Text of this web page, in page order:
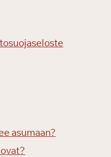
asumaan?